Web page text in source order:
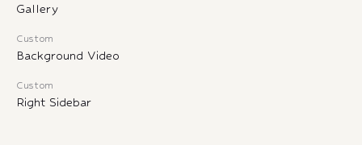
Gallery
Custom
Background Video
Custom
Right Sidebar